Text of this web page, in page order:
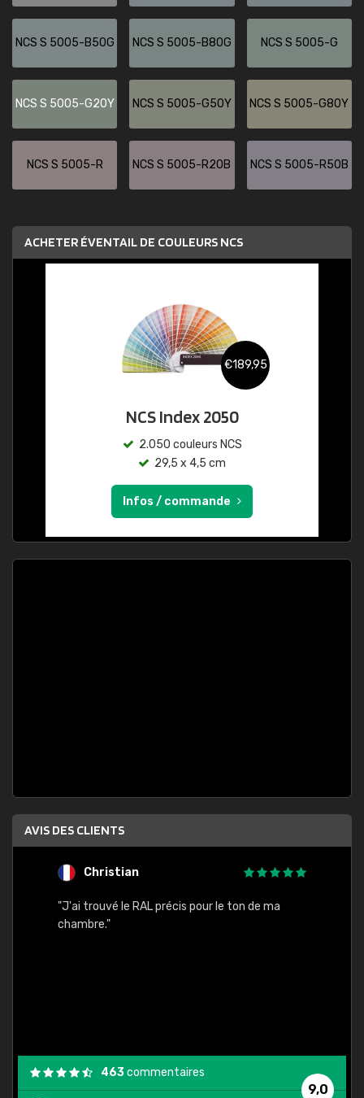
NCS S 5005-B50G NCS S 5005-B80G NCS S 5005-G
NCS S 5005-G20Y NCS S 5005-G50Y NCS S 5005-G80Y
NCS S 5005-R NCS S 5005-R20B NCS S 5005-R50B
ACHETER ÉVENTAIL DE COULEURS NCS
€189,95
NCS Index 2050
2.050 couleurs NCS
29,5 x 4,5 cm
Infos / commande
AVIS DES CLIENTS
Christian
"J'ai trouvé le RAL précis pour le ton de ma
chambre."
9,0
463commentaires